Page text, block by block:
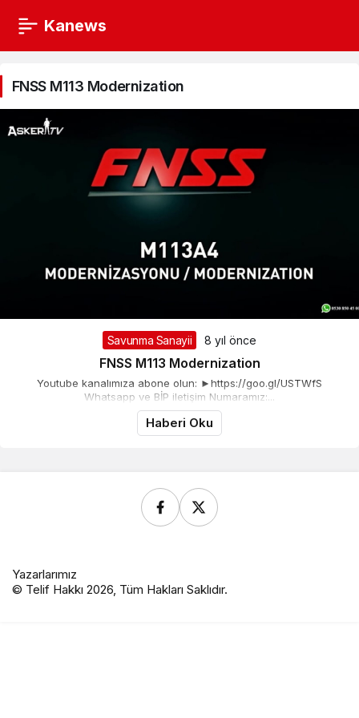
Kanews
FNSS
M113
Modernization
Haberleri
FNSS M113 Modernization
Savunma Sanayii 8 yıl önce
FNSS M113 Modernization
Youtube kanalımıza abone olun: ►https://goo.gl/USTWfS
Whatsapp ve BİP iletişim Numaramız:...
Haberi Oku
Yazarlarımız
© Telif Hakkı 2026, Tüm Hakları Saklıdır.